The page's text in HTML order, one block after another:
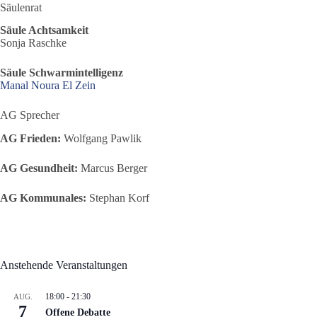
Säulenrat
Säule Achtsamkeit
Sonja Raschke
Säule Schwarmintelligenz
Manal Noura El Zein
AG Sprecher
AG Frieden: Wolfgang Pawlik
AG Gesundheit: Marcus Berger
AG Kommunales: Stephan Korf
Anstehende Veranstaltungen
AUG.
7
18:00 - 21:30
Offene Debatte